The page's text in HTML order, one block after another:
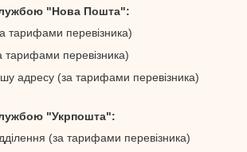
"Нова Пошта":
тарифами перевізника)
тарифами перевізника)
адресу (за тарифами перевізника)
"Укрпошта":
(за тарифами перевізника)